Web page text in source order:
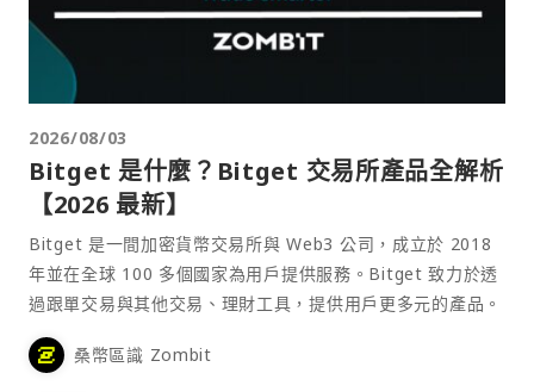
2026/08/03
Bitget 是什麼？Bitget 交易所產品全解析
【2026 最新】
Bitget 是一間加密貨幣交易所與 Web3 公司，成立於 2018
年並在全球 100 多個國家為用戶提供服務。Bitget 致力於透
過跟單交易與其他交易、理財工具，提供用戶更多元的產品。
桑幣區識 Zombit